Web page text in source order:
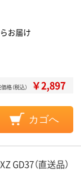
お届け
格（税込） ￥2,897
カゴへ
GD37（直送品）